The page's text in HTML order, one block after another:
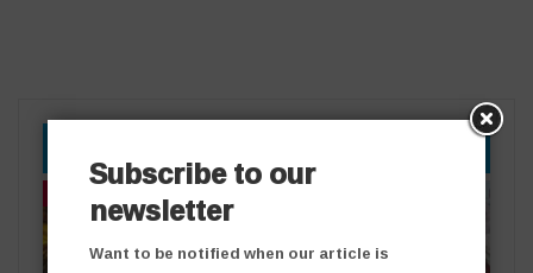
Subscribe to our
newsletter
Want to be notified when our article is